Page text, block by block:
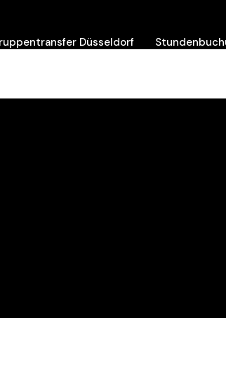
Düsseldorf